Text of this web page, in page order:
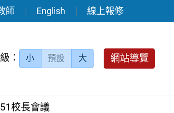
師 English 線上報修
： 小 預設 大 網站導覽
校長會議